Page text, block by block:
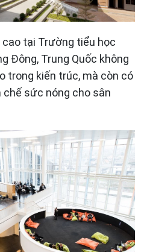
tại Trường tiểu học
Đông, Trung Quốc không
trong kiến trúc, mà còn có
chế sức nóng cho sân